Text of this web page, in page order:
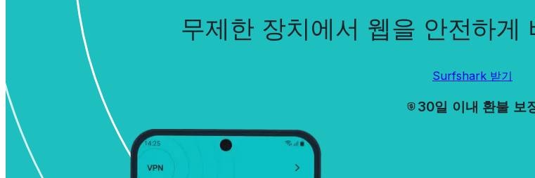
무제한 장치에서 웹을 안전하게
Surfshark 받기
30일 이내 환불 보